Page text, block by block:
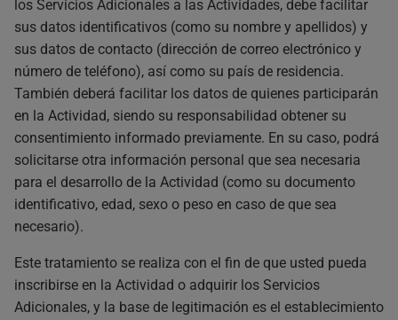
los Servicios Adicionales a las Actividades, debe facilitar
sus datos identificativos (como su nombre y apellidos) y
sus datos de contacto (dirección de correo electrónico y
número de teléfono), así como su país de residencia.
También deberá facilitar los datos de quienes participarán
en la Actividad, siendo su responsabilidad obtener su
consentimiento informado previamente. En su caso, podrá
solicitarse otra información personal que sea necesaria
para el desarrollo de la Actividad (como su documento
identificativo, edad, sexo o peso en caso de que sea
necesario).
Este tratamiento se realiza con el fin de que usted pueda
inscribirse en la Actividad o adquirir los Servicios
Adicionales, y la base de legitimación es el establecimiento